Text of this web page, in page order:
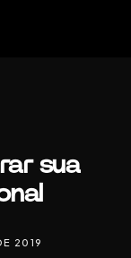
sua
2019